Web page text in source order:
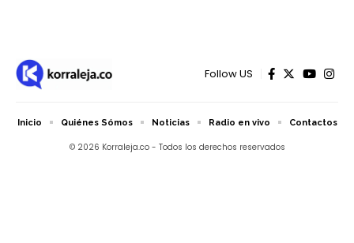
Follow US
© 2026 Korraleja.co - Todos los derechos reservados
Inicio Quiénes Sómos Noticias Radio en vivo Contactos